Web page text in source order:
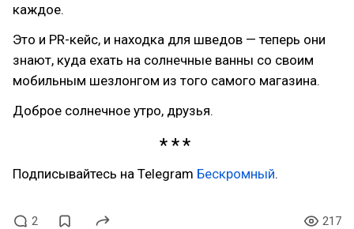
каждое.
Это и PR-кейс, и находка для шведов — теперь они
знают, куда ехать на солнечные ванны со своим
мобильным шезлонгом из того самого магазина.
Доброе солнечное утро, друзья.
Подписывайтесь на Telegram Бескромный.
2 217